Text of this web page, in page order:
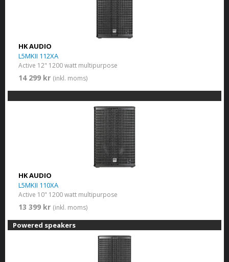
HK AUDIO
L5MKII 112XA
Active 12" 1200 watt multipurpose
14 299 kr (inkl. moms)
HK AUDIO
L5MKII 110XA
Active 10" 1200 watt multipurpose
13 399 kr (inkl. moms)
Powered speakers